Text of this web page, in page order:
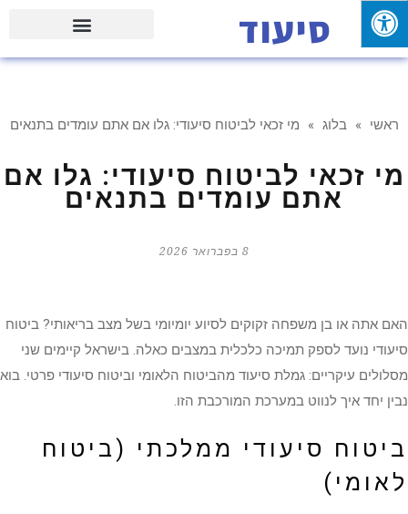
סיעוד
ראשי » בלוג » מי זכאי לביטוח סיעודי: גלו אם אתם עומדים בתנאים
מי זכאי לביטוח סיעודי: גלו אם
אתם עומדים בתנאים
8 בפברואר 2026
האם אתה או בן משפחה זקוקים לסיוע יומיומי בשל מצב בריאותי? ביטוח
סיעודי נועד לספק תמיכה כלכלית במצבים כאלה. בישראל קיימים שני
מסלולים עיקריים: גמלת סיעוד מהביטוח הלאומי וביטוח סיעודי פרטי. בוא
נבין יחד איך לנווט במערכת המורכבת הזו.
ביטוח סיעודי ממלכתי (ביטוח
לאומי)